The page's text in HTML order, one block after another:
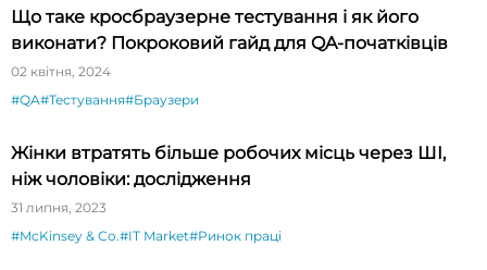
Що таке кросбраузерне тестування і як його
виконати? Покроковий гайд для QA-початківців
02 квітня, 2024
#QA#Тестування#Браузери
Жінки втратять більше робочих місць через ШІ,
ніж чоловіки: дослідження
31 липня, 2023
#McKinsey & Co.#IT Market#Ринок праці